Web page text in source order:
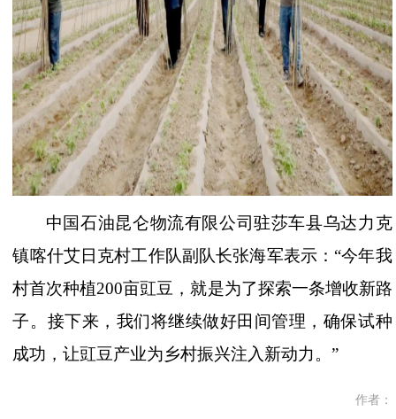
中国石油昆仑物流有限公司驻莎车县乌达力克
镇喀什艾日克村工作队副队长张海军表示： “今年我
村首次种植200亩豇豆，就是为了探索一条增收新路
子。接下来，我们将继续做好田间管理，确保试种
成功，让豇豆产业为乡村振兴注入新动力。”
作者：